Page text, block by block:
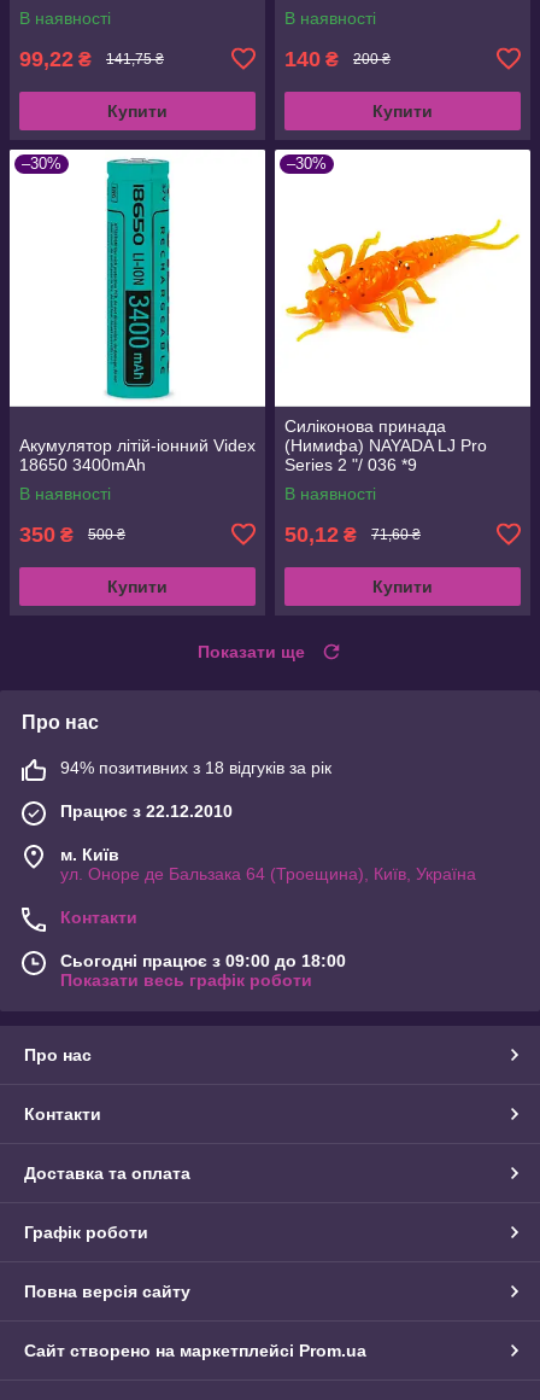
В наявності
99,22 ₴ 141,75 ₴
Купити
В наявності
140 ₴ 200 ₴
Купити
–30%
Акумулятор літій-іонний Videx
18650 3400mAh
В наявності
350 ₴ 500 ₴
Купити
–30%
Силіконова принада
(Нимифа) NAYADA LJ Pro
Series 2 "/ 036 *9
В наявності
50,12 ₴ 71,60 ₴
Купити
Показати ще
Про нас
94% позитивних з 18 відгуків за рік
Працює з 22.12.2010
м. Київ
ул. Оноре де Бальзака 64 (Троещина), Київ, Україна
Контакти
Сьогодні працює з 09:00 до 18:00
Показати весь графік роботи
Про нас
Контакти
Доставка та оплата
Графік роботи
Повна версія сайту
Сайт створено на маркетплейсі Prom.ua